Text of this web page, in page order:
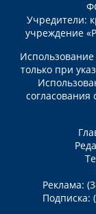
Учредители:
учреждение
только при
согласования
Реклама:
Подписка: